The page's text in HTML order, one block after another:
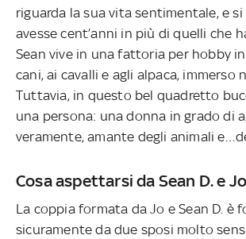
riguarda la sua vita sentimentale, e
avesse cent’anni in più di quelli che
Sean vive in una fattoria per hobby
cani, ai cavalli e agli alpaca, immerso
Tuttavia, in questo bel quadretto
una persona: una donna in grado di
veramente, amante degli animali
Cosa aspettarsi da Sean D. e
La coppia formata da Jo e Sean D. è
sicuramente da due sposi molto